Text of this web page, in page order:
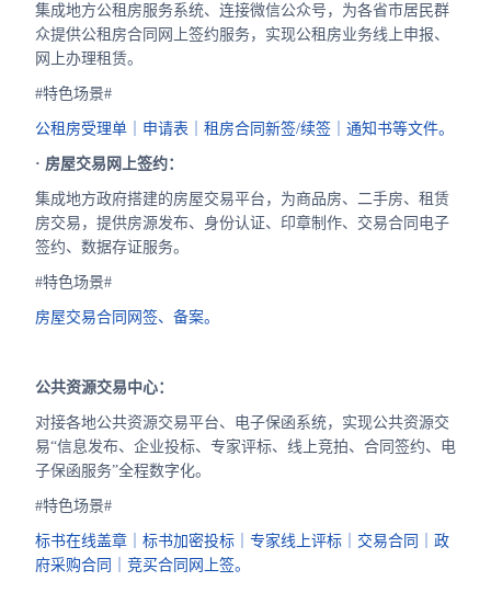
集成地方公租房服务系统、连接微信公众号，为各省市居民群
众提供公租房合同网上签约服务，实现公租房业务线上申报、
网上办理租赁。
#特色场景#
公租房受理单｜申请表｜租房合同新签/续签｜通知书等文件。
· 房屋交易网上签约：
集成地方政府搭建的房屋交易平台，为商品房、二手房、租赁
房交易，提供房源发布、身份认证、印章制作、交易合同电子
签约、数据存证服务。
#特色场景#
房屋交易合同网签、备案。
公共资源交易中心：
对接各地公共资源交易平台、电子保函系统，实现公共资源交
易“信息发布、企业投标、专家评标、线上竞拍、合同签约、电
子保函服务”全程数字化。
#特色场景#
标书在线盖章｜标书加密投标｜专家线上评标｜交易合同｜政
府采购合同｜竞买合同网上签。